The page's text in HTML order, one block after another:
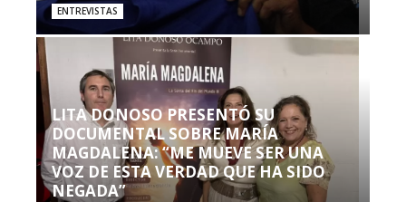
ENTREVISTAS
LITA DONOSO PRESENTÓ SU
DOCUMENTAL SOBRE MARÍA
MAGDALENA: “ME MUEVE SER UNA
VOZ DE ESTA VERDAD QUE HA SIDO
NEGADA”